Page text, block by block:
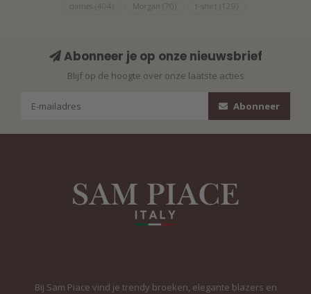
dames (404) Morgan (70) t-shirt (129)
Abonneer je op onze nieuwsbrief
Blijf op de hoogte over onze laatste acties
Abonneer
Bij Sam Piace vind je trendy broeken, elegante blazers en